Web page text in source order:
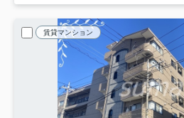
賃貸マンション